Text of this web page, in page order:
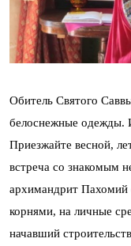
Обитель Святого
белоснежные одежды.
Приезжайте весной,
встреча со знакомым
архимандрит Пахомий
корнями, на личные
начавший